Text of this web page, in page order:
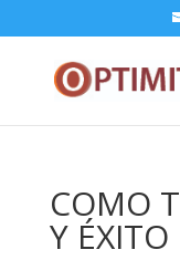
COMO
Y ÉXITO